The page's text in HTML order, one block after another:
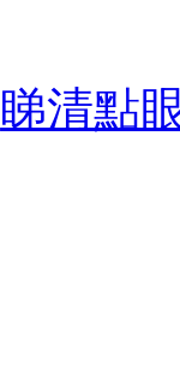
睇清點